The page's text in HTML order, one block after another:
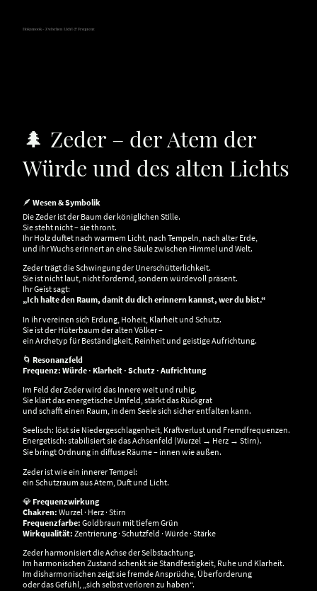
Hokamook - Zwischen Licht & Frequenz
🌲 Zeder – der Atem der
Würde und des alten Lichts
🪶 Wesen & Symbolik
Die Zeder ist der Baum der königlichen Stille.
Sie steht nicht – sie thront.
Ihr Holz duftet nach warmem Licht, nach Tempeln, nach alter Erde,
und ihr Wuchs erinnert an eine Säule zwischen Himmel und Welt.
Zeder trägt die Schwingung der Unerschütterlichkeit.
Sie ist nicht laut, nicht fordernd, sondern würdevoll präsent.
Ihr Geist sagt:
„Ich halte den Raum, damit du dich erinnern kannst, wer du bist.“
In ihr vereinen sich Erdung, Hoheit, Klarheit und Schutz.
Sie ist der Hüterbaum der alten Völker –
ein Archetyp für Beständigkeit, Reinheit und geistige Aufrichtung.
🌀 Resonanzfeld
Frequenz: Würde · Klarheit · Schutz · Aufrichtung
Im Feld der Zeder wird das Innere weit und ruhig.
Sie klärt das energetische Umfeld, stärkt das Rückgrat
und schafft einen Raum, in dem Seele sich sicher entfalten kann.
Seelisch: löst sie Niedergeschlagenheit, Kraftverlust und Fremdfrequenzen.
Energetisch: stabilisiert sie das Achsenfeld (Wurzel → Herz → Stirn).
Sie bringt Ordnung in diffuse Räume – innen wie außen.
Zeder ist wie ein innerer Tempel:
ein Schutzraum aus Atem, Duft und Licht.
💎 Frequenzwirkung
Chakren: Wurzel · Herz · Stirn
Frequenzfarbe: Goldbraun mit tiefem Grün
Wirkqualität: Zentrierung · Schutzfeld · Würde · Stärke
Zeder harmonisiert die Achse der Selbstachtung.
Im harmonischen Zustand schenkt sie Standfestigkeit, Ruhe und Klarheit.
Im disharmonischen zeigt sie fremde Ansprüche, Überforderung
oder das Gefühl, „sich selbst verloren zu haben“.